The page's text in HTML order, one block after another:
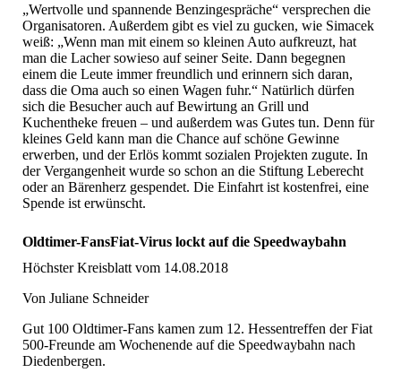
„Wertvolle und spannende Benzingespräche“ versprechen die
Organisatoren. Außerdem gibt es viel zu gucken, wie Simacek
weiß: „Wenn man mit einem so kleinen Auto aufkreuzt, hat
man die Lacher sowieso auf seiner Seite. Dann begegnen
einem die Leute immer freundlich und erinnern sich daran,
dass die Oma auch so einen Wagen fuhr.“ Natürlich dürfen
sich die Besucher auch auf Bewirtung an Grill und
Kuchentheke freuen – und außerdem was Gutes tun. Denn für
kleines Geld kann man die Chance auf schöne Gewinne
erwerben, und der Erlös kommt sozialen Projekten zugute. In
der Vergangenheit wurde so schon an die Stiftung Leberecht
oder an Bärenherz gespendet. Die Einfahrt ist kostenfrei, eine
Spende ist erwünscht.
Oldtimer-FansFiat-Virus lockt auf die Speedwaybahn
Höchster Kreisblatt vom 14.08.2018
Von Juliane Schneider
Gut 100 Oldtimer-Fans kamen zum 12. Hessentreffen der Fiat
500-Freunde am Wochenende auf die Speedwaybahn nach
Diedenbergen.